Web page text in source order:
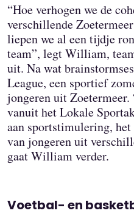
“Hoe verhogen we de
verschillende
liepen we al een tijdje
team”, legt William,
uit. Na wat
League, een sportief
jongeren uit
vanuit het Lokale
aan sportstimulering, het
van jongeren uit
gaat William verder.
Voetbal- en